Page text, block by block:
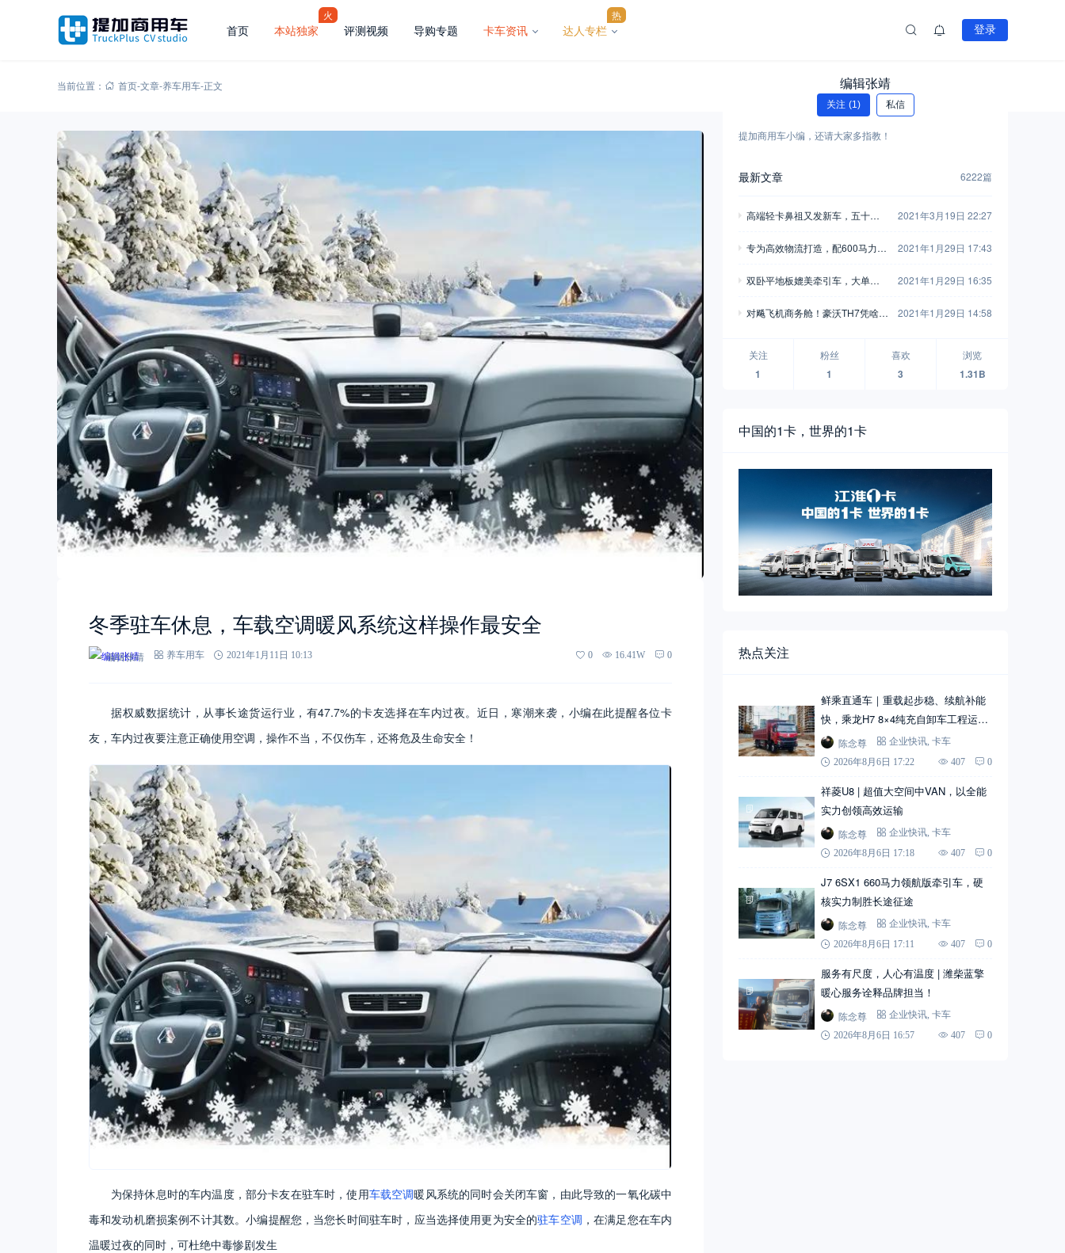
首页 本站独家
火
评测视频 导购专题 卡车资讯 达人专栏
热
登录
当前位置： 首页-文章-养车用车-正文
冬季驻车休息，车载空调暖风系统这样操作最安全
编辑张靖 养车用车 2021年1月11日 10:13 0 16.41W 0
据权威数据统计，从事长途货运行业，有47.7%的卡友选择在车内过夜。近日，寒潮来袭，小编在此提醒各位卡
友，车内过夜要注意正确使用空调，操作不当，不仅伤车，还将危及生命安全！
为保持休息时的车内温度，部分卡友在驻车时，使用车载空调暖风系统的同时会关闭车窗，由此导致的一氧化碳中
毒和发动机磨损案例不计其数。小编提醒您，当您长时间驻车时，应当选择使用更为安全的驻车空调 ，在满足您在车内
温暖过夜的同时，可杜绝中毒惨剧发生
编辑张靖
关注 (1) 私信
提加商用车小编，还请大家多指教！
最新文章 6222篇
高端轻卡鼻祖又发新车，五十铃
别错过
2021年3月19日 22:27
专为高效物流打造，配600马力玉
版牵引车
2021年1月29日 17:43
双卧平地板媲美牵引车，大单桥7
2021年1月29日 16:35
对飚飞机商务舱！豪沃TH7凭啥开
2021年1月29日 14:58
关注
1
粉丝
1
喜欢
3
浏览
1.31B
中国的1卡，世界的1卡
热点关注
鲜乘直通车｜重载起步稳、续航补能
快，乘龙H7 8×4纯充自卸车工程运输
实力搭档
陈念尊 企业快讯 卡车
2026年8月6日 17:22
407 0
祥菱U8 | 超值大空间中VAN，以全能
实力创领高效运输
陈念尊 企业快讯 卡车
2026年8月6日 17:18
407 0
J7 6SX1 660马力领航版牵引车，硬
核实力制胜长途征途
陈念尊 企业快讯 卡车
2026年8月6日 17:11
407 0
服务有尺度，人心有温度 | 潍柴蓝擎
暖心服务诠释品牌担当！
陈念尊 企业快讯 卡车
2026年8月6日 16:57
407 0